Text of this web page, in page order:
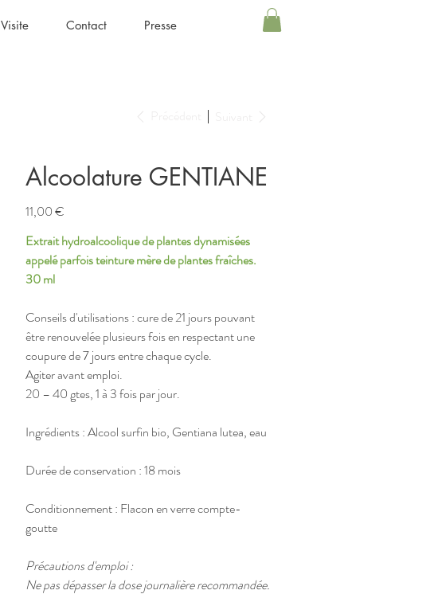
Visite Contact Presse
Alcoolature GENTIANE
Prix
11,00 €
Extrait hydroalcoolique de plantes dynamisées
appelé parfois teinture mère de plantes fraîches.
30 ml
Conseils d'utilisations : cure de 21 jours pouvant
être renouvelée plusieurs fois en respectant une
coupure de 7 jours entre chaque cycle.
Agiter avant emploi.
20 – 40 gtes, 1 à 3 fois par jour.
Ingrédients : Alcool surfin bio, Gentiana lutea, eau
Durée de conservation : 18 mois
Conditionnement : Flacon en verre compte-
goutte
Précautions d'emploi :
Ne pas dépasser la dose journalière recommandée.